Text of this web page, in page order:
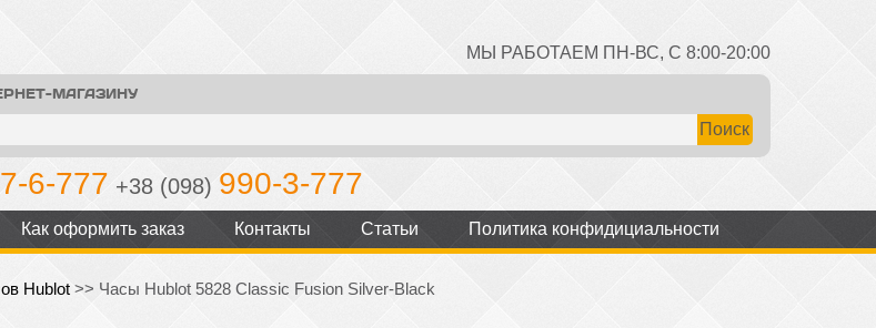
МЫ РАБОТАЕМ ПН-ВС, С 8:00-20:00
МАГАЗИНУ
6-777 +38 (098) 990-3-777
Как оформить заказ Контакты Статьи Политика конфидициальности
Hublot >> Часы Hublot 5828 Classic Fusion Silver-Black